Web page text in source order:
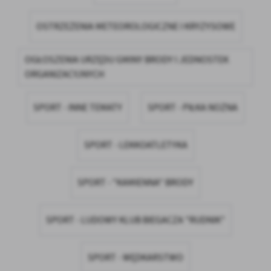
społecznościowych.
OSTRZEŻENIA METEOROLOGICZNE I KRYZYSOWE
OGŁOSZENIA URZĘDU GMINY BRODY I JEDNOSTEK
ORGANIZACYJNYCH
SPORT - INNE TEMATY SPORT - PIŁKA NOŻNA
SPORT - LEKKOATLETYKA
SPORT - "KAMIENNA" BRODY
SPORT - LUDOWY KLUB BIEGACZA "RUDNIK"
SPORT - WĘDKARSTWO